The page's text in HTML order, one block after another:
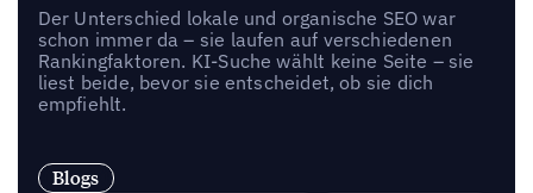
Der Unterschied lokale und organische SEO war
schon immer da – sie laufen auf verschiedenen
Rankingfaktoren. KI-Suche wählt keine Seite – sie
liest beide, bevor sie entscheidet, ob sie dich
empfiehlt.
Blogs